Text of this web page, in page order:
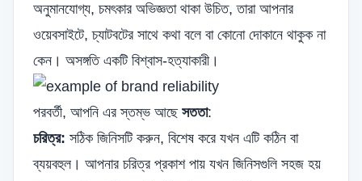
অনুমানযোগ্য, চমৎকার অভিজ্ঞতা থাকা উচিত, তারা আপনার
ওয়েবসাইটে, চ্যাটবটের সাথে কথা বলে বা কোনো দোকানে থাকুক না
কেন। অসঙ্গতি একটি বিশ্বাস-হত্যাকারী।
পরবর্তী, আপনি এর স্তম্ভ আছে সততা:
চরিত্র: সঠিক জিনিসটি করুন, বিশেষ করে যখন এটি কঠিন বা
ব্যয়বহুল। আপনার চরিত্র প্রকাশ পায় যখন জিনিসগুলি সহজ হয়